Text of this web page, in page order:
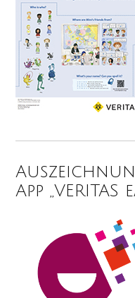
App „VERITAS